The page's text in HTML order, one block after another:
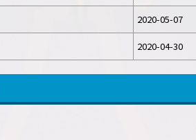
2020-05-07
2020-04-30